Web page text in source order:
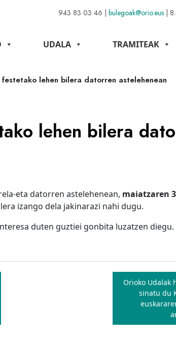
943 83 03 46 | bulegoak@orio.eus |
UDALA TRAMITEAK
festetako lehen bilera datorren astelehenean
lehen bilera
eta datorren astelehenean, maiatzaren
izango dela jakinarazi nahi dugu.
duten guztiei gonbita luzatzen diegu.
Orioko Udalak
sinatu du